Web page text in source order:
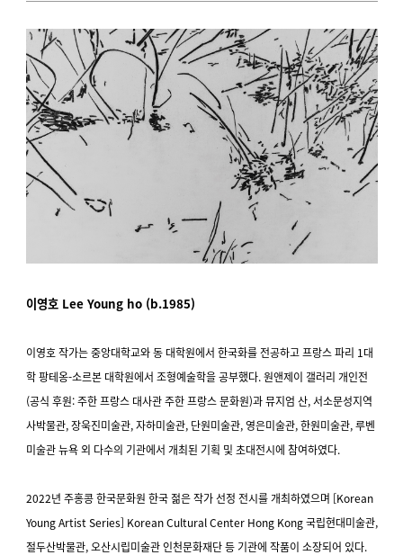
이영호 Lee Young ho (b.1985)
이영호 작가는 중앙대학교와 동 대학원에서 한국화를 전공하고 프랑스 파리 1대
학 팡테옹-소르본 대학원에서 조형예술학을 공부했다. 원앤제이 갤러리 개인전
(공식 후원: 주한 프랑스 대사관 주한 프랑스 문화원)과 뮤지엄 산, 서소문성지역
사박물관, 장욱진미술관, 자하미술관, 단원미술관, 영은미술관, 한원미술관, 루벤
미술관 뉴욕 외 다수의 기관에서 개최된 기획 및 초대전시에 참여하였다.
2022년 주홍콩 한국문화원 한국 젊은 작가 선정 전시를 개최하였으며 [Korean
Young Artist Series] Korean Cultural Center Hong Kong 국립현대미술관,
절두산박물관, 오산시립미술관 인천문화재단 등 기관에 작품이 소장되어 있다.